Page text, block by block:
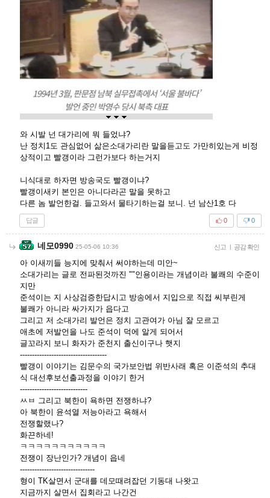
와 시발 넌 대가리에 뭐 들었냐?
난 정치1도 관심없어 삶은소대가리란 말을듣고도 가만히있는게 비정
상적이고 빨갱이라 그런가보다 하는거지
니식대로 하자면 방송국도 빨갱이냐?
빨갱이새키 본인은 아니다라곤 말을 못하고
다른 놈 발언한걸. 들고와서 물타기하는걸 보니. 넌 남산1호 다
답글 0
0
네모0990 25-05-06 10:36 신고 | 공감 확인
아 이새끼들 능지에 맞춰서 써야하는데 미안~
소대가리는 글로 전파된것까진 ""인용이라는 개념이라 불쾌의 수준이
지만
준석이는 지 사상검증한답시고 방송에서 지입으로 직접 씨부린게
불쾌가 아니라 싸가지가 읍다고
그리고 저 소대가리 발언은 정치 고관여가 아님 잘 모르고
애초에 저발언을 나도 준석이 덕에 알게 되어서
글꼬라지 보니 화자가 준천지 출신이구나 햇지
------------------------------------
빨갱이 이야기는 김문수의 국가보안법 위반사래 혹은 이준석의 추대
식 대선후보선출과정을 이야기 한거
----------------------------
ㅆㅂ 그리고 북한이 욕하면 전쟁하냐?
아 북한이 윤석열 저능아라고 욕해서
전쟁할랬나?
화끈하네!
ㅋㅋㅋㅋㅋㅋㅋㅋㅋㅋㅋ
전쟁이 장난인가? 개념이 읍네
-------------------------------
형이 TK살면서 군대를 데모때려잡던 기동대 나왓고
지금까지 살면서 집회라고 나간건